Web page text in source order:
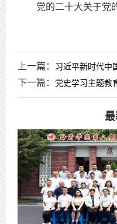
党的二十大关于党
上一篇： 习近平新时代中
下一篇： 党史学习主题教